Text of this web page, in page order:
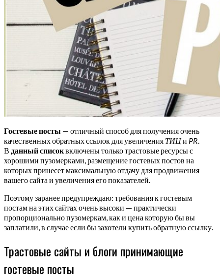
Гостевые посты — отличный способ для получения очень
качественных обратных ссылок для увеличения ТИЦи PR
В данный списоквключены только трастовые ресурсы с
хорошими пузомерками, размещение гостевых постов на
которых принесет максимальную отдачу для продвижения
вашего сайта и увеличения его показателей.
Поэтому заранее предупреждаю: требования к гостевым
постам на этих сайтах очень высоки — практически
пропорционально пузомеркам, как и цена которую бы вы
заплатили, в случае если бы захотели купить обратную ссылку.
Трастовые сайты и блоги принимающие
гостевые посты